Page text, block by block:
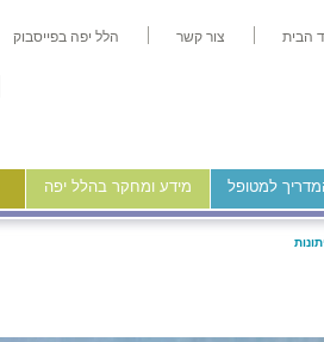
הבית צור קשר הלל יפה בפייסבוק
למטופל מידע ומחקר בהלל יפה